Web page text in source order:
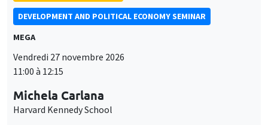
DEVELOPMENT AND POLITICAL ECONOMY SEMINAR
MEGA
Vendredi 27 novembre 2026
11:00 à 12:15
Michela Carlana
Harvard Kennedy School